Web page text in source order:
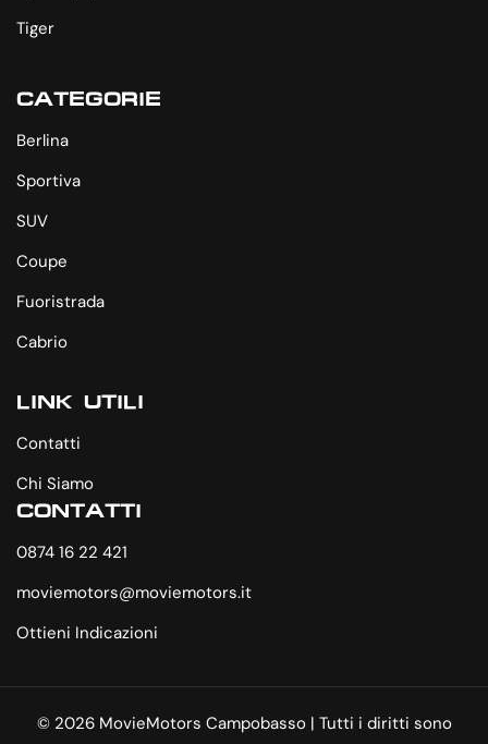
Tiger
CATEGORIE
Berlina
Sportiva
SUV
Coupe
Fuoristrada
Cabrio
LINK UTILI
Contatti
Chi Siamo
CONTATTI
0874 16 22 421
moviemotors@moviemotors.it
Ottieni Indicazioni
© 2026 MovieMotors Campobasso | Tutti i diritti sono